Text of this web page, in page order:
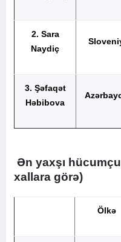
2. Sara
Naydiç
3. Şəfaqət
Həbibova
Ən yaxşı
xallara görə)
Ölkə